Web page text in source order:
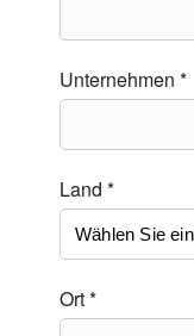
Unternehmen *
Land *
Ort *